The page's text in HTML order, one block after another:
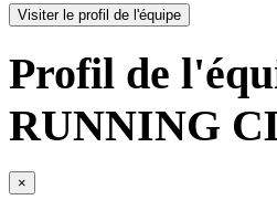
Visiter le profil de l'équipe
Profil de
RUNNING
×